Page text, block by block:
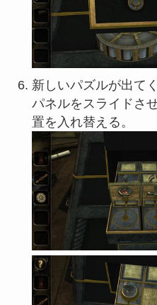
新しいパズルが出てく
パネルをスライドさ
置を入れ替える。